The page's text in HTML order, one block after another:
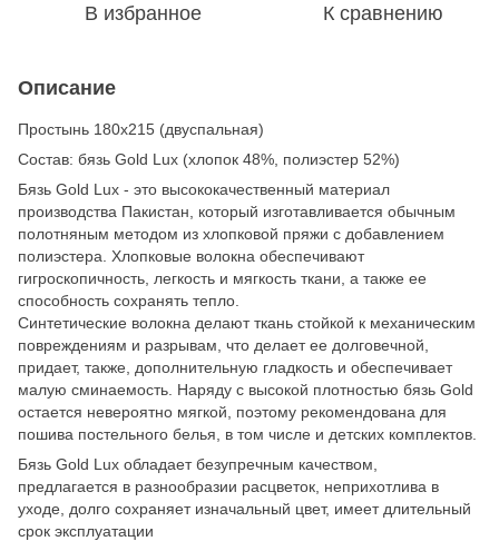
В избранное К сравнению
Описание
Простынь 180х215 (двуспальная)
Состав: бязь Gold Lux (хлопок 48%, полиэстер 52%)
Бязь Gold Lux - это высококачественный материал
производства Пакистан, который изготавливается обычным
полотняным методом из хлопковой пряжи с добавлением
полиэстера. Хлопковые волокна обеспечивают
гигроскопичность, легкость и мягкость ткани, а также ее
способность сохранять тепло.
Синтетические волокна делают ткань стойкой к механическим
повреждениям и разрывам, что делает ее долговечной,
придает, также, дополнительную гладкость и обеспечивает
малую сминаемость. Наряду с высокой плотностью бязь Gold
остается невероятно мягкой, поэтому рекомендована для
пошива постельного белья, в том числе и детских комплектов.
Бязь Gold Lux обладает безупречным качеством,
предлагается в разнообразии расцветок, неприхотлива в
уходе, долго сохраняет изначальный цвет, имеет длительный
срок эксплуатации